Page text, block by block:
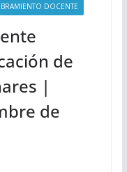
DOCENTE
de
|
de